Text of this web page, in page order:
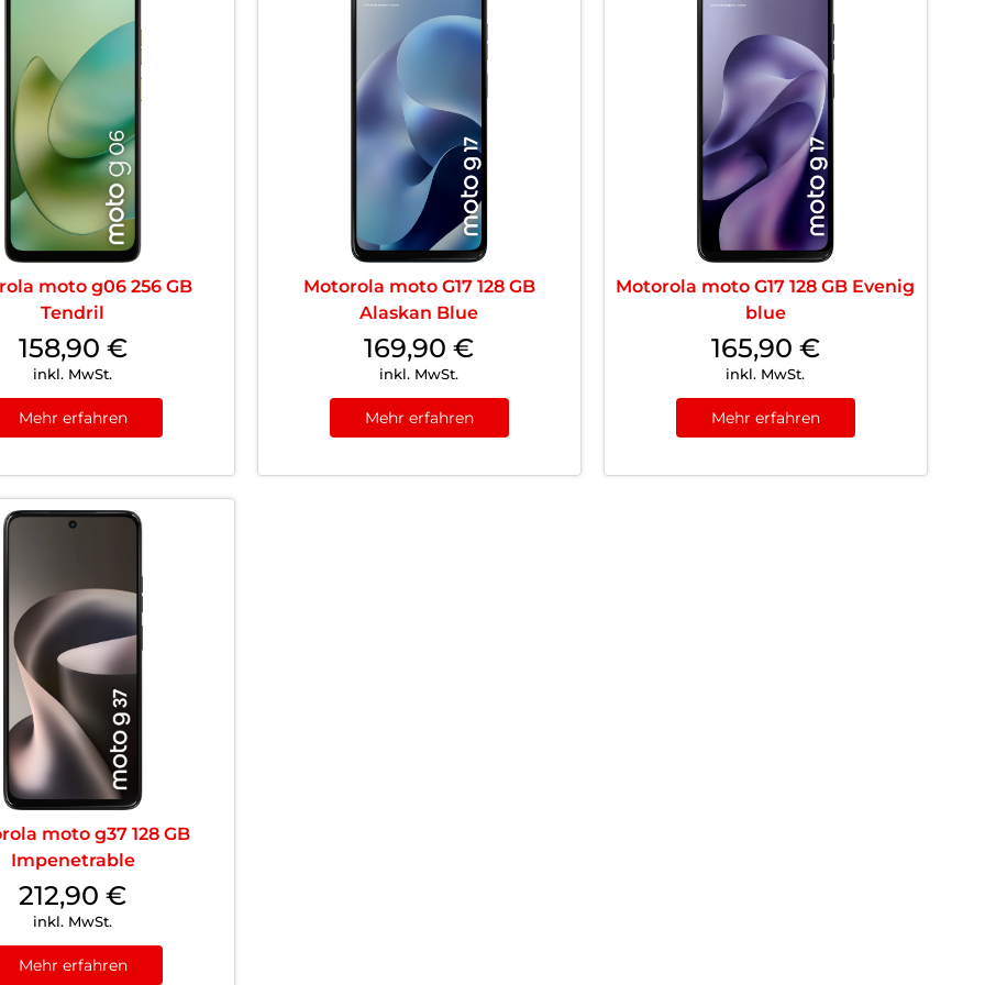
moto g06 256 GB
Tendril
158,90 €
inkl. MwSt.
Mehr erfahren
Motorola moto G17 128 GB
Alaskan Blue
169,90€
inkl. MwSt.
Mehr erfahren
Motorola moto G17 128 GB Evenig
blue
165,90 €
inkl. MwSt.
Mehr erfahren
moto g37 128 GB
Impenetrable
212,90€
inkl. MwSt.
Mehr erfahren